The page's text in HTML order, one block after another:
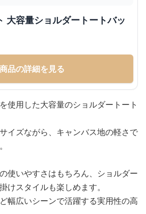
大容量ショルダートートバッ
商品の詳細を見る
使用した大容量のショルダートート
イズながら、キャンバス地の軽さで
使いやすさはもちろん、ショルダー
けスタイルも楽しめます。
幅広いシーンで活躍する実用性の高